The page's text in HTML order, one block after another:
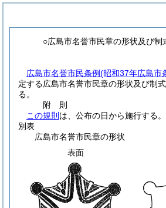
○広島市名誉市民章の形状及び制
広島市名誉市民条例(昭和37年広島市
定する広島市名誉市民章の形状及び制
る。
附 則
この規則 は、公布の日から施行する。
別表
広島市名誉市民章の形状
表面